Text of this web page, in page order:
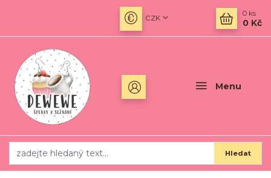
Menu
CZK
Hledat
0 ks
0 Kč